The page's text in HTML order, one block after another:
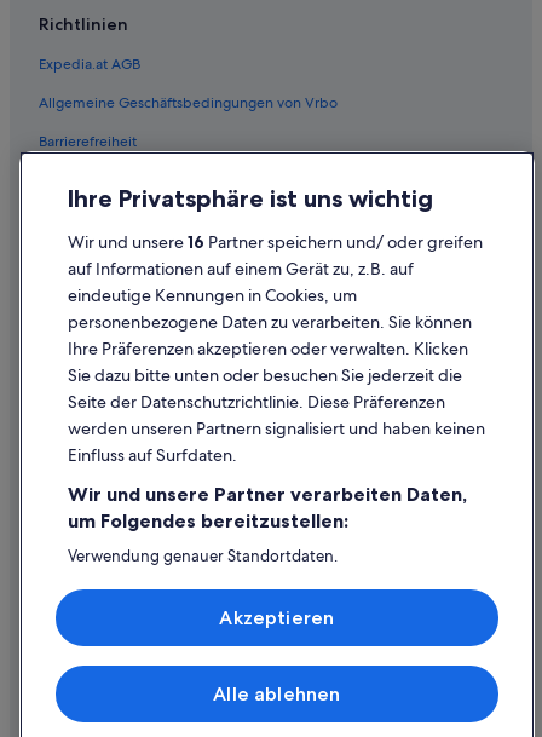
Richtlinien
Expedia.at AGB
Allgemeine Geschäftsbedingungen von Vrbo
Barrierefreiheit
Rechtliche Hinweise/Kontakt
Inhaltsrichtlinien und Melden von Inhalten
Hilfe
Hilfe
Rückerstattungsprozess und Zeitrahmen
Buchen Sie einen Flug mit einer Gutschrift bei der Fluggesellschaft
Internationale Reisedokumente
© 2026 Expedia, Inc., ein Unternehmen der Expedia Group. Alle Rechte
vorbehalten. Expedia und das Expedia-Logo sind Handelsmarken oder
Ihre Privatsphäre ist uns wichtig
Wir und unsere16 Partner speichern und/ oder greifen
auf Informationen auf einem Gerät zu, z.B. auf
eindeutige Kennungen in Cookies, um
personenbezogene Daten zu verarbeiten. Sie können
Ihre Präferenzen akzeptieren oder verwalten. Klicken
Sie dazu bitte unten oder besuchen Sie jederzeit die
Seite der Datenschutzrichtlinie. Diese Präferenzen
werden unseren Partnern signalisiert und haben keinen
Einfluss auf Surfdaten.
Wir und unsere Partner verarbeiten Daten,
um Folgendes bereitzustellen:
Verwendung genauer Standortdaten.
Speichern von oder Zugriff auf Informationen auf einem
Endgerät. Personalisierte Werbung und Inhalte, Messung
von Werbeleistung und der Performance von Inhalten,
Liste der Partner (Lieferanten)
Alle ablehnen
Akzeptieren